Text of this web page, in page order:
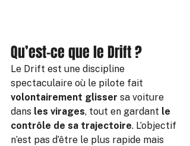
Qu’est-ce que le Drift ?
Le Drift est une discipline
spectaculaire où le pilote fait
volontairement glisser sa voiture
dans les virages, tout en gardant le
contrôle de sa trajectoire. L’objectif
n’est pas d’être le plus rapide mais